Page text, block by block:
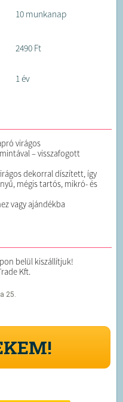
10 munkanap
2490 Ft
1 év
virágos
– visszafogott
dekorral díszített, így
mégis tartós, mikró- és
vagy ajándékba
belül kiszállítjuk!
Kft.
25.